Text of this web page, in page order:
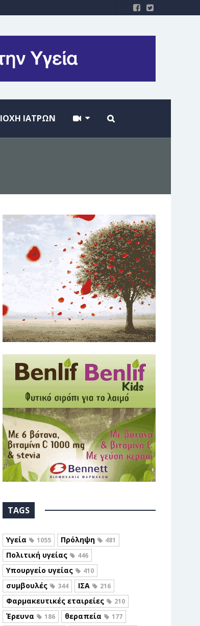
ΙΑΤΡΩΝ
TAGS
Υγεία 1055 Πρόληψη 481
Πολιτική υγείας 446
Υπουργείο υγείας 410
συμβουλές 344 ΙΣΑ 216
Φαρμακευτικές εταιρείες 210
Έρευνα 186 θεραπεία 177